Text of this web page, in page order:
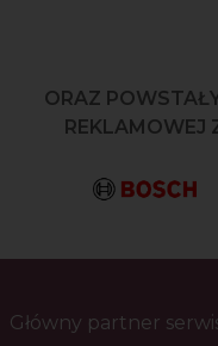
ORAZ
REKLAMOWEJ
Główny partner